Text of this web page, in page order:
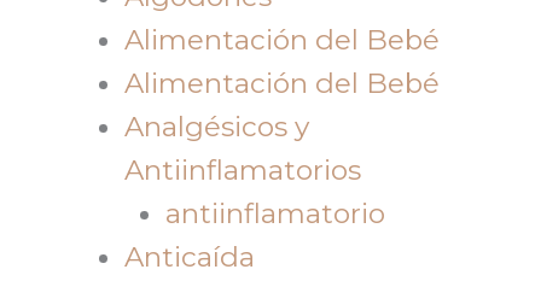
Alimentación del Bebé
Alimentación del Bebé
Analgésicos y
Antiinflamatorios
antiinflamatorio
Anticaída